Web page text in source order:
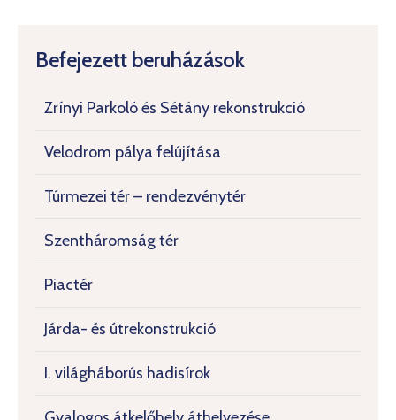
Befejezett beruházások
Zrínyi Parkoló és Sétány rekonstrukció
Velodrom pálya felújítása
Túrmezei tér – rendezvénytér
Szentháromság tér
Piactér
Járda- és útrekonstrukció
I. világháborús hadisírok